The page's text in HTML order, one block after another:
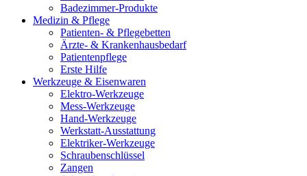
Badezimmer-Produkte
Medizin & Pflege
Patienten- & Pflegebetten
Ärzte- & Krankenhausbedarf
Patientenpflege
Erste Hilfe
Werkzeuge & Eisenwaren
Elektro-Werkzeuge
Mess-Werkzeuge
Hand-Werkzeuge
Werkstatt-Ausstattung
Elektriker-Werkzeuge
Schraubenschlüssel
Zangen